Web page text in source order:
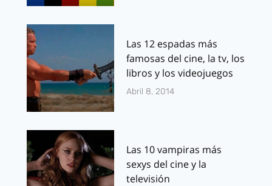
Las 12 espadas más
famosas del cine, la tv, los
libros y los videojuegos
Abril 8, 2014
Las 10 vampiras más
sexys del cine y la
televisión